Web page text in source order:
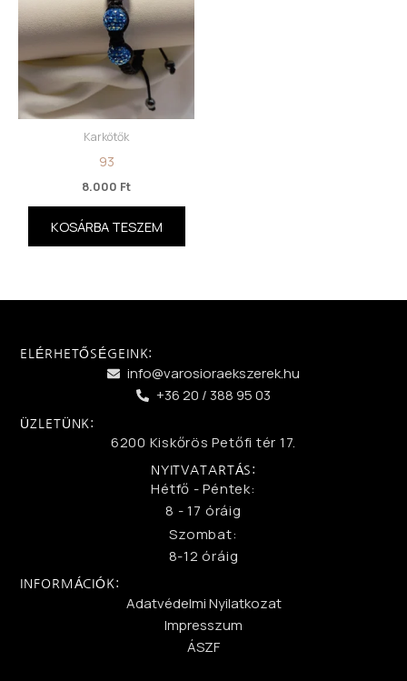
Karkötők
93
8.000 Ft
KOSÁRBA TESZEM
ELÉRHETŐSÉGEINK:
info@varosioraekszerek.hu
+36 20 / 388 95 03
ÜZLETÜNK:
6200 Kiskőrös Petőfi tér 17.
NYITVATARTÁS:
Hétfő - Péntek:
8 - 17 óráig
Szombat:
8-12 óráig
INFORMÁCIÓK:
Adatvédelmi Nyilatkozat
Impresszum
ÁSZF